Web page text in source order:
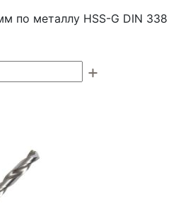
по металлу HSS-G DIN 338